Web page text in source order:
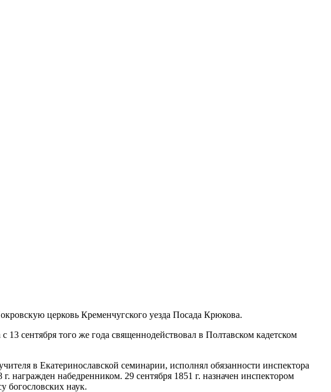
церковь Кременчугского уезда Посада Крюкова.
сентября того же года священнодействовал в Полтавском кадетском
в Екатеринославской семинарии, исполнял обязанности инспектора
награжден набедренником. 29 сентября 1851 г. назначен инспектором
богословских наук.